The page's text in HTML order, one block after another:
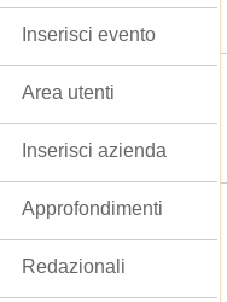
Inserisci evento
Area utenti
Inserisci azienda
Approfondimenti
Redazionali